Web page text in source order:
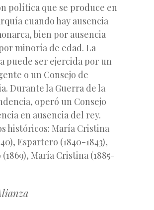
política que se produce en
cuando hay ausencia
bien por ausencia
minoría de edad. La
puede ser ejercida por un
o un Consejo de
Durante la Guerra de la
operó un Consejo
en ausencia del rey.
históricos: María Cristina
Espartero (1840-1843),
María Cristina (1885-